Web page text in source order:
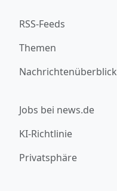
RSS-Feeds
Themen
Nachrichtenüberblick
Jobs bei news.de
KI-Richtlinie
Privatsphäre